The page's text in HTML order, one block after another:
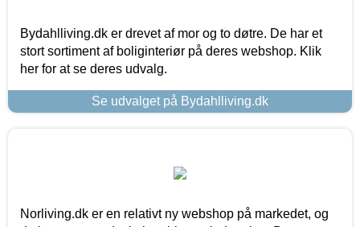
Bydahlliving.dk er drevet af mor og to døtre. De har et
stort sortiment af boliginteriør på deres webshop. Klik
her for at se deres udvalg.
Se udvalget på Bydahlliving.dk
Norliving.dk er en relativt ny webshop på markedet, og